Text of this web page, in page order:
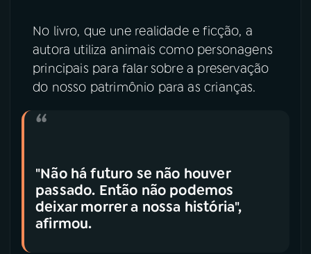
No livro, que une realidade e ficção, a
autora utiliza animais como personagens
principais para falar sobre a preservação
do nosso patrimônio para as crianças.
"Não há futuro se não houver
passado. Então não podemos
deixar morrer a nossa história",
afirmou.